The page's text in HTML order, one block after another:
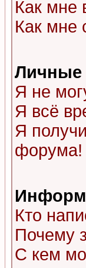
Как мне
Как мне
Личные
Я не
Я всё
Я
форума!
Кто
Почему
С кем